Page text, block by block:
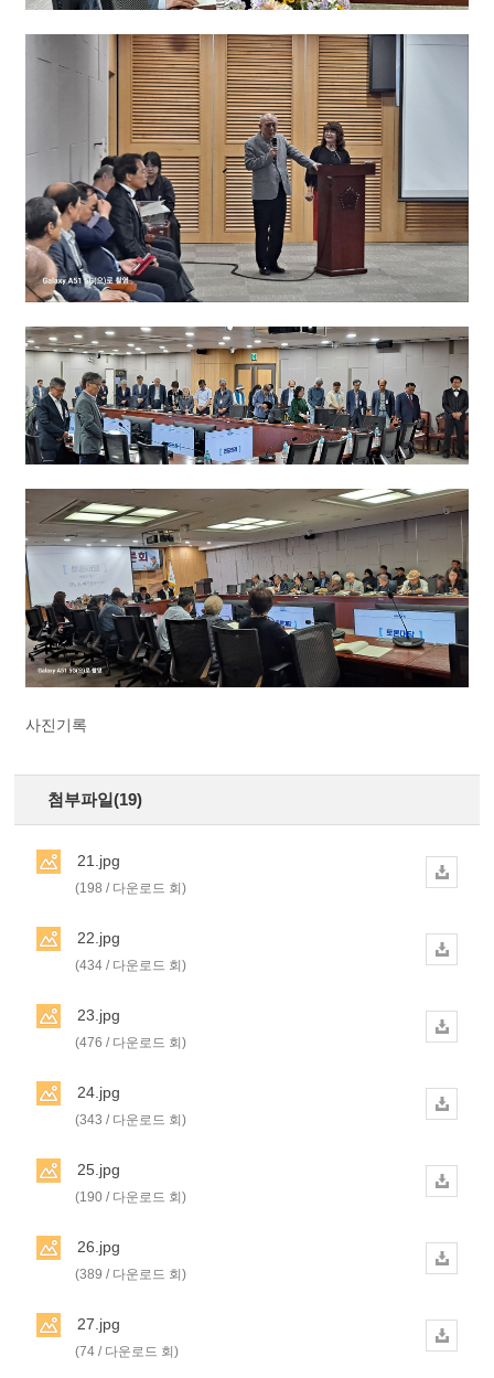
사진기록
첨부파일(19)
21.jpg
(198 / 다운로드 회)
22.jpg
(434 / 다운로드 회)
23.jpg
(476 / 다운로드 회)
24.jpg
(343 / 다운로드 회)
25.jpg
(190 / 다운로드 회)
26.jpg
(389 / 다운로드 회)
27.jpg
(74 / 다운로드 회)